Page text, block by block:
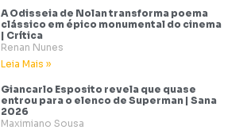
A Odisseia de Nolan transforma poema
clássico em épico monumental do cinema
| Crítica
Renan Nunes
Leia Mais »
Giancarlo Esposito revela que quase
entrou para o elenco de Superman | Sana
2026
Maximiano Sousa